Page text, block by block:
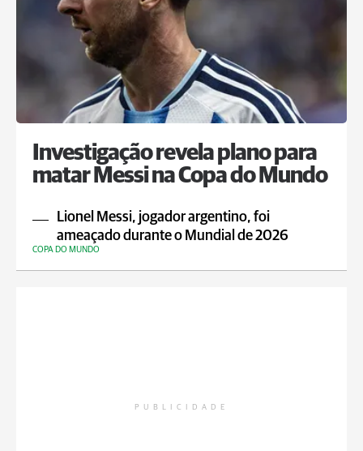
Investigação revela plano para
matar Messi na Copa do Mundo
Lionel Messi, jogador argentino, foi
ameaçado durante o Mundial de 2026
COPA DO MUNDO
PUBLICIDADE